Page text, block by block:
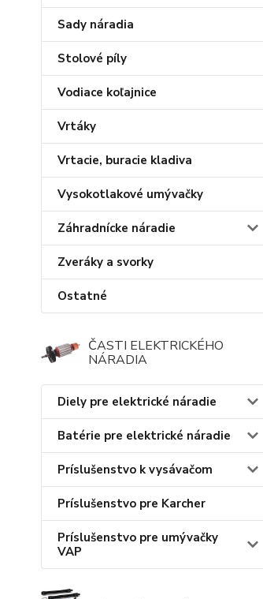
Sady náradia
Stolové píly
Vodiace koľajnice
Vrtáky
Vrtacie, buracie kladiva
Vysokotlakové umývačky
Záhradnícke náradie
Zveráky a svorky
Ostatné
ČASTI ELEKTRICKÉHO
NÁRADIA
Diely pre elektrické náradie
Batérie pre elektrické náradie
Príslušenstvo k vysávačom
Príslušenstvo pre Karcher
Príslušenstvo pre umývačky
VAP